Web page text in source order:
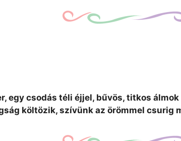
egy csodás téli éjjel, bűvös, titkos
költözik, szívünk az örömmel csurig